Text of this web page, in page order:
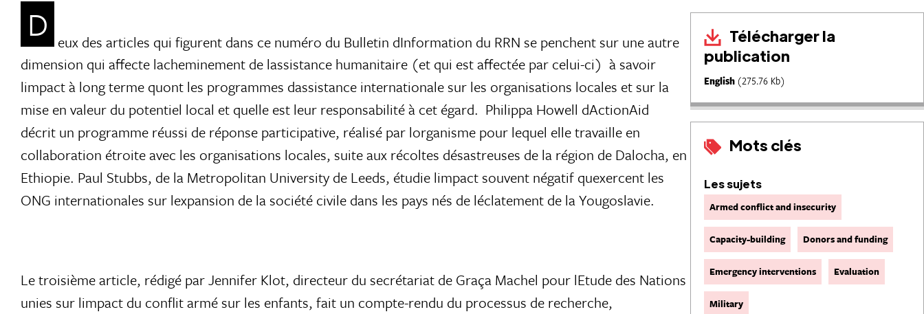
Télécharger la
publication
English (275.76 Kb)
Mots clés
Les sujets
Armed conflict and insecurity
Capacity-building Donors and funding
Emergency interventions Evaluation
Military
D eux des articles qui figurent dans ce numéro du Bulletin dInformation du RRN se penchent sur une autre
dimension qui affecte lacheminement de lassistance humanitaire (et qui est affectée par celui-ci)  à savoir
limpact à long terme quont les programmes dassistance internationale sur les organisations locales et sur la
mise en valeur du potentiel local et quelle est leur responsabilité à cet égard. Philippa Howell dActionAid
décrit un programme réussi de réponse participative, réalisé par lorganisme pour lequel elle travaille en
collaboration étroite avec les organisations locales, suite aux récoltes désastreuses de la région de Dalocha, en
Ethiopie. Paul Stubbs, de la Metropolitan University de Leeds, étudie limpact souvent négatif quexercent les
ONG internationales sur lexpansion de la société civile dans les pays nés de léclatement de la Yougoslavie.
Le troisième article, rédigé par Jennifer Klot, directeur du secrétariat de Graça Machel pour lEtude des Nations
unies sur limpact du conflit armé sur les enfants, fait un compte-rendu du processus de recherche,